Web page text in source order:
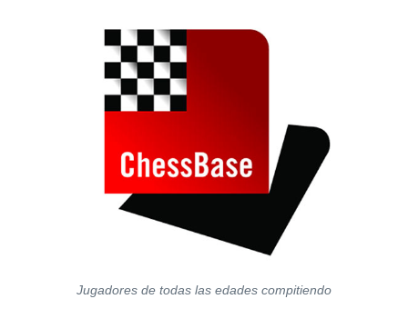
Jugadores de todas las edades compitiendo